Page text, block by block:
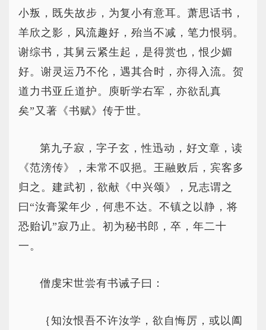
小叛，既失故步，为复小有意耳。萧思话书，
羊欣之影，风流趣好，殆当不减，笔力恨弱。
谢综书，其舅云紧生起，是得赏也，恨少媚
好。谢灵运乃不伦，遇其合时，亦得入流。贺
道力书亚丘道护。庾昕学右军，亦欲乱真
矣”又著《书赋》传于世。
第九子寂，字子玄，性迅动，好文章，读
《范滂传》，未常不叹挹。王融败后，宾客多
归之。建武初，欲献《中兴颂》，兄志谓之
曰“汝膏粱年少，何患不达。不镇之以静，将
恐贻讥”寂乃止。初为秘书郎，卒，年二十
一。
僧虔宋世尝有书诫子曰：
｛知汝恨吾不许汝学，欲自悔厉，或以阖